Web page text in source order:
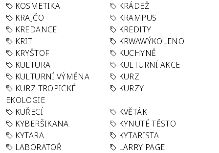
KOSMETIKA
KRÁDEŽ
KRAJČO
KRAMPUS
KREDANCE
KREDITY
KRIT
KRWAWÝKOLENO
KRYŠTOF
KUCHYNĚ
KULTURA
KULTURNÍ AKCE
KULTURNÍ VÝMĚNA
KURZ
KURZ TROPICKÉ
EKOLOGIE
KURZY
KUŘECÍ
KVĚTÁK
KYBERŠIKANA
KYNUTÉ TĚSTO
KYTARA
KYTARISTA
LABORATOŘ
LARRY PAGE